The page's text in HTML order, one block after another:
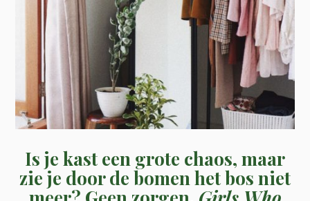
Is je kast een grote chaos, maar
zie je door de bomen het bos niet